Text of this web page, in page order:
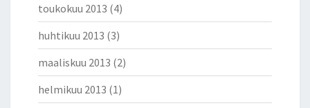
toukokuu 2013 (4)
huhtikuu 2013 (3)
maaliskuu 2013 (2)
helmikuu 2013 (1)